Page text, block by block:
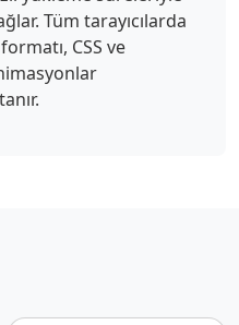
Tüm tarayıcılarda
CSS ve